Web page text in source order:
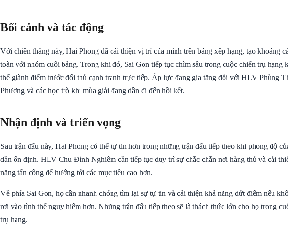
Bối cảnh và tác động
Với chiến thắng này, Hai Phong đã cải thiện vị trí của mình trên bảng xếp hạng, tạo khoảng
toàn với nhóm cuối bảng. Trong khi đó, Sai Gon tiếp tục chìm sâu trong cuộc chiến trụ hạng
thể giành điểm trước đối thủ cạnh tranh trực tiếp. Áp lực đang gia tăng đối với HLV Phùng
Phương và các học trò khi mùa giải đang dần đi đến hồi kết.
Nhận định và triển vọng
Sau trận đấu này, Hai Phong có thể tự tin hơn trong những trận đấu tiếp theo khi phong độ
dần ổn định. HLV Chu Đình Nghiêm cần tiếp tục duy trì sự chắc chắn nơi hàng thủ và cải
năng tấn công để hướng tới các mục tiêu cao hơn.
Về phía Sai Gon, họ cần nhanh chóng tìm lại sự tự tin và cải thiện khả năng dứt điểm nếu
rơi vào tình thế nguy hiểm hơn. Những trận đấu tiếp theo sẽ là thách thức lớn cho họ trong
trụ hạng.